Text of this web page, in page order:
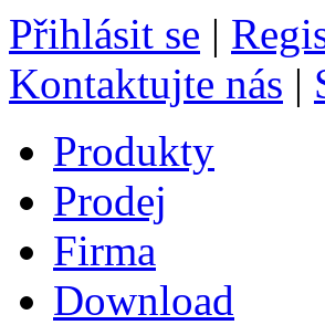
Přihlásit se |
Kontaktujte nás |
Produkty
Prodej
Firma
Download